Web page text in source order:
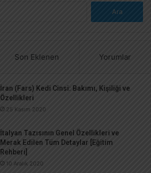
Son Eklenen Yorumlar
İran (Fars) Kedi Cinsi: Bakımı, Kişiliği ve
Özellikleri
25 Kasım 2020
İtalyan Tazısının Genel Özellikleri ve
Merak Edilen Tüm Detaylar [Eğitim
Rehberi]
10 Aralık 2020